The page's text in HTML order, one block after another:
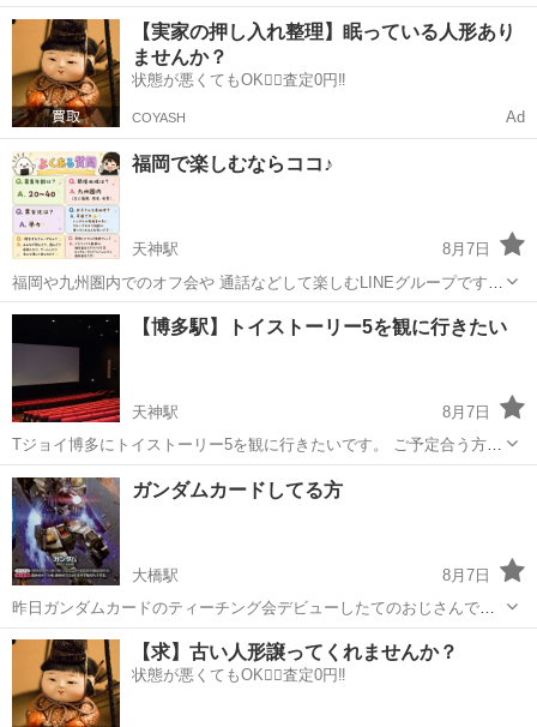
す😊🍵🐈️
福岡 福岡市 西新駅 友達
【実家の押し入れ整理】眠っている人形あり
ませんか？
状態が悪くてもOK🙆‍♀️査定0円‼️
COYASH Ad
福岡で楽しむならココ♪
天神駅
8月7日
福岡や九州圏内でのオフ会や 通話などして楽しむLINEグループです✨️
「大人になってから遊ぶ機会が減った…」 「新しい友達がほしい！」
「休日をもっと楽しみたい✨」 そんな方はぜひご参加ください♪ ※グ
ループの詳細は...
福岡 福岡市 天神駅 友達 グループ
【博多駅】トイストーリー5を観に行きたい
天神駅
8月7日
Tジョイ博多にトイストーリー5を観に行きたいです。 ご予定合う方一
緒に行きましょう👀 ●希望日を添えてお問い合わせ下さい。 ●予定 ・
レイトショー（20時以降）or水曜日の割引デー（8月ですと5/12/19/26
日）を利...
福岡 福岡市 天神駅 友達 スピリチュアル
ガンダムカードしてる方
大橋駅
8月7日
昨日ガンダムカードのティーチング会デビューしたてのおじさんです
まだカード2枚しか持ってないですがガンダムカードやってる方とお友
達になりたいです！ 是非教えていただきたいです！ よろしくお願い致
します！
福岡 福岡市 大橋駅 友達
【求】古い人形譲ってくれませんか？
状態が悪くてもOK🙆‍♀️査定0円‼️